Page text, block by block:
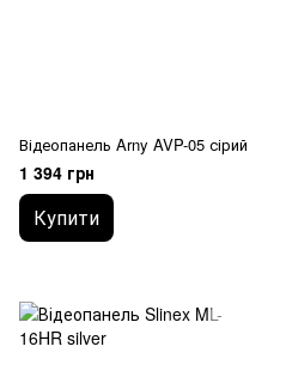
Відеопанель Arny AVP-05 сірий
1 394 грн
Купити